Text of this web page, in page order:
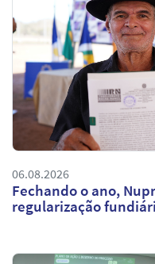
06.08.2026
Fechando o ano,
regularização